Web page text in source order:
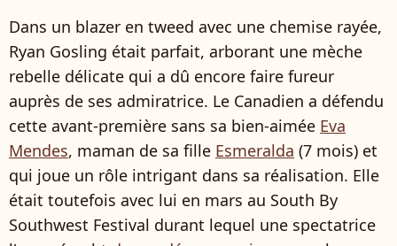
Dans un blazer en tweed avec une chemise rayée,
Ryan Gosling était parfait, arborant une mèche
rebelle délicate qui a dû encore faire fureur
auprès de ses admiratrice. Le Canadien a défendu
cette avant-première sans sa bien-aimée Eva
Mendes, maman de sa fille Esmeralda (7 mois) et
qui joue un rôle intrigant dans sa réalisation. Elle
était toutefois avec lui en mars au South By
Southwest Festival durant lequel une spectatrice